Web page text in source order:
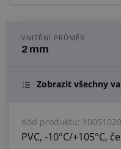
VNITŘNÍ PRŮMĚR
2 mm
Zobrazit všechny
Kód produktu: 10051020
PVC, -10°C/+105°C,